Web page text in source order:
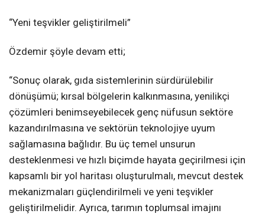
“Yeni teşvikler geliştirilmeli”
Özdemir şöyle devam etti;
“Sonuç olarak, gıda sistemlerinin sürdürülebilir
dönüşümü; kırsal bölgelerin kalkınmasına, yenilikçi
çözümleri benimseyebilecek genç nüfusun sektöre
kazandırılmasına ve sektörün teknolojiye uyum
sağlamasına bağlıdır. Bu üç temel unsurun
desteklenmesi ve hızlı biçimde hayata geçirilmesi için
kapsamlı bir yol haritası oluşturulmalı, mevcut destek
mekanizmaları güçlendirilmeli ve yeni teşvikler
geliştirilmelidir. Ayrıca, tarımın toplumsal imajını